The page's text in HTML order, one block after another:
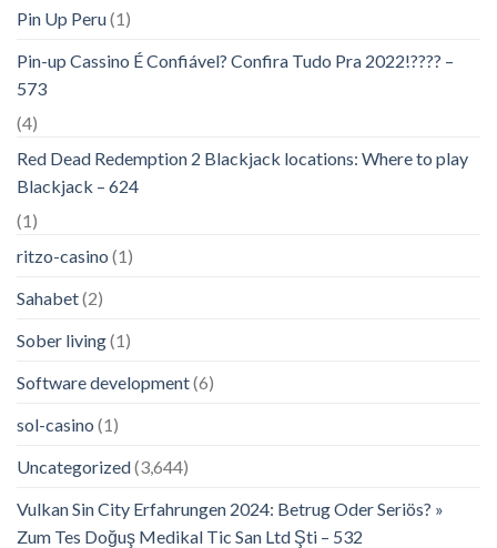
Pin Up Peru(1)
Pin-up Cassino É Confiável? Confira Tudo Pra 2022!???? –
573
(4)
Red Dead Redemption 2 Blackjack locations: Where to play
Blackjack – 624
(1)
ritzo-casino (1)
Sahabet(2)
Sober living(1)
Software development(6)
sol-casino (1)
Uncategorized(3,644)
Vulkan Sin City Erfahrungen 2024: Betrug Oder Seriös? »
Zum Tes Doğuş Medikal Tic San Ltd Şti – 532